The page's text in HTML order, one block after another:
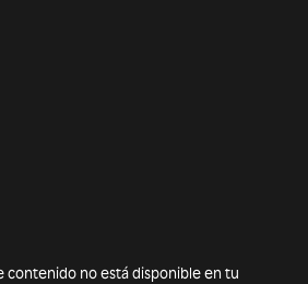
contenido no está disponible en tu